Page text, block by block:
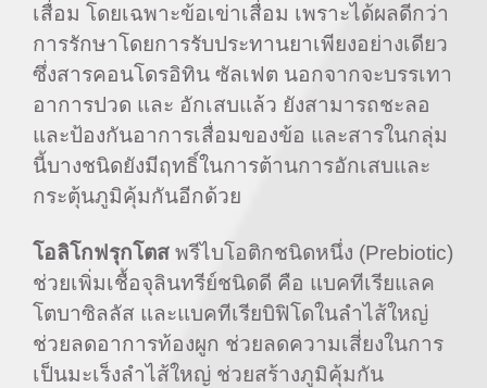
เสื่อม โดยเฉพาะข้อเข่าเสื่อม เพราะได้ผลดีกว่า
การรักษาโดยการรับประทานยาเพียงอย่างเดียว
ซึ่งสารคอนโดรอิทิน ซัลเฟต นอกจากจะบรรเทา
อาการปวด และ อักเสบแล้ว ยังสามารถชะลอ
และป้องกันอาการเสื่อมของข้อ และสารในกลุ่ม
นี้บางชนิดยังมีฤทธิ์ในการต้านการอักเสบและ
กระตุ้นภูมิคุ้มกันอีกด้วย
โอลิโกฟรุกโตส พรีไบโอติกชนิดหนึ่ง (Prebiotic)
ช่วยเพิ่มเชื้อจุลินทรีย์ชนิดดี คือ แบคทีเรียแลค
โตบาซิลลัส และแบคทีเรียบิฟิโดในลำไส้ใหญ่
ช่วยลดอาการท้องผูก ช่วยลดความเสี่ยงในการ
เป็นมะเร็งลำไส้ใหญ่ ช่วยสร้างภูมิคุ้มกัน